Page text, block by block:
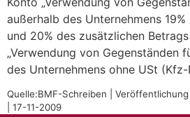
außerhalb des Unternehmens
und 20% des zusätzlichen
„Verwendung von Gegenständen
des Unternehmens ohne USt
Quelle:BMF-Schreiben |
| 17-11-2009